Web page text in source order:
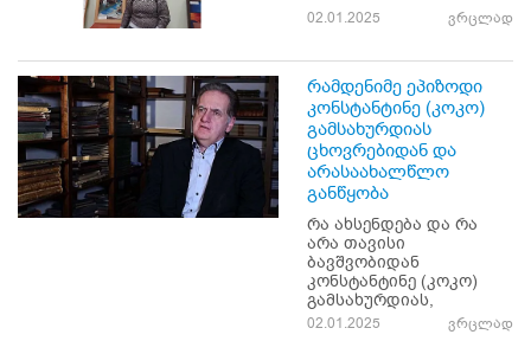
02.01.2025 ვრცლად
რამდენიმე ეპიზოდი
კონსტანტინე (კოკო)
გამსახურდიას
ცხოვრებიდან და
არასაახალწლო
განწყობა
რა ახსენდება და რა
არა თავისი
ბავშვობიდან
კონსტანტინე (კოკო)
გამსახურდიას,
02.01.2025 ვრცლად